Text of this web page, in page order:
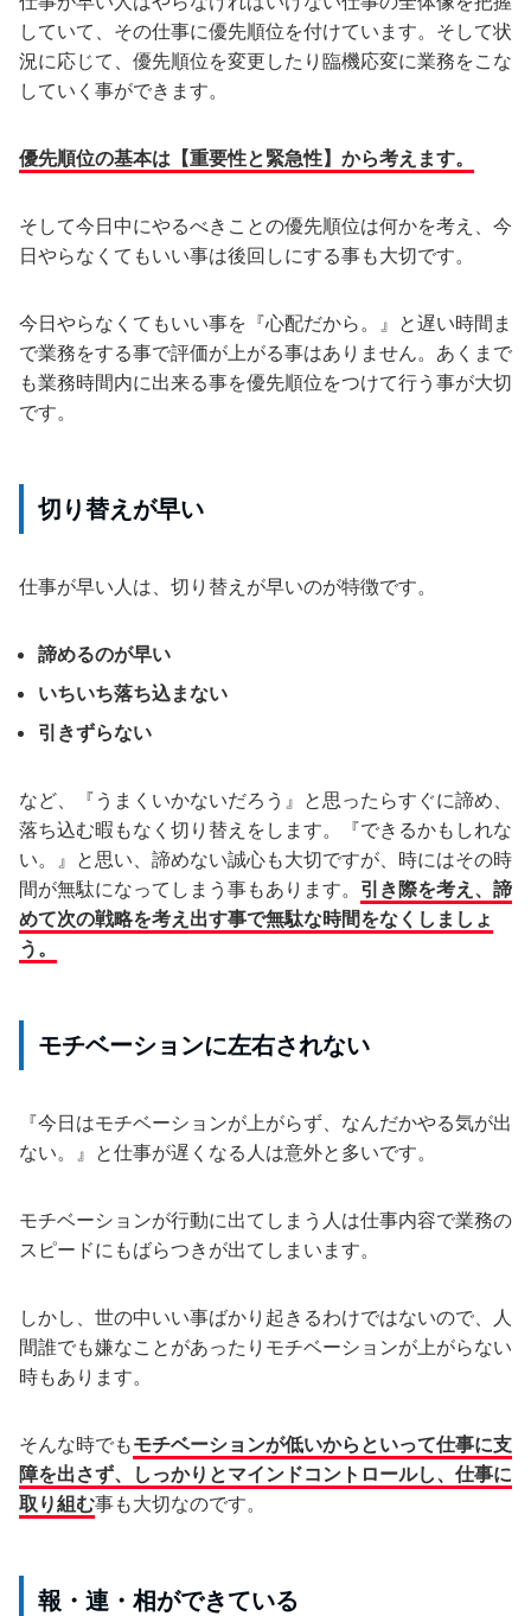
していて、その仕事に優先順位を付けています。そして状
況に応じて、優先順位を変更したり臨機応変に業務をこな
していく事ができます。
優先順位の基本は【重要性と緊急性】から考えます。
そして今日中にやるべきことの優先順位は何かを考え、今
日やらなくてもいい事は後回しにする事も大切です。
今日やらなくてもいい事を『心配だから。』と遅い時間ま
で業務をする事で評価が上がる事はありません。あくまで
も業務時間内に出来る事を優先順位をつけて行う事が大切
です。
切り替えが早い
仕事が早い人は、切り替えが早いのが特徴です。
諦めるのが早い
いちいち落ち込まない
引きずらない
など、『うまくいかないだろう』と思ったらすぐに諦め、
落ち込む暇もなく切り替えをします。『できるかもしれな
い。』と思い、諦めない誠心も大切ですが、時にはその時
間が無駄になってしまう事もあります。 引き際を考え、諦
めて次の戦略を考え出す事で無駄な時間をなくしましょ
う。
モチベーションに左右されない
『今日はモチベーションが上がらず、なんだかやる気が出
ない。』と仕事が遅くなる人は意外と多いです。
モチベーションが行動に出てしまう人は仕事内容で業務の
スピードにもばらつきが出てしまいます。
しかし、世の中いい事ばかり起きるわけではないので、人
間誰でも嫌なことがあったりモチベーションが上がらない
時もあります。
そんな時でもモチベーションが低いからといって仕事に支
障を出さず、しっかりとマインドコントロールし、仕事に
取り組む事も大切なのです。
報・連・相ができている